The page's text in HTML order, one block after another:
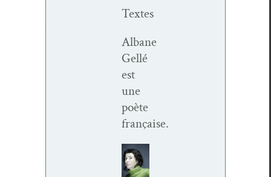
Textes
Albane
Gel­lé
est
une
poète
française.